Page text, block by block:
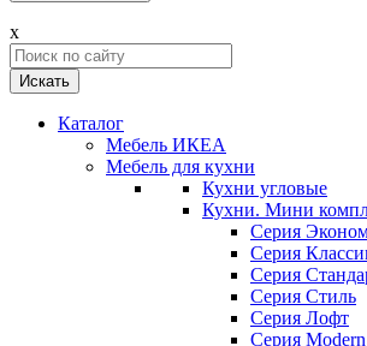
x
Искать
Каталог
Мебель ИКЕА
Мебель для кухни
Кухни угловые
Кухни. Мини
Серия
Серия
Серия
Серия Стиль
Серия Лофт
Серия